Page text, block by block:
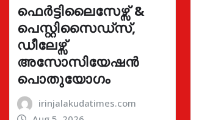
ഫെർട്ടിലൈസേഴ്സ് &
പെസ്റ്റിസൈഡ്സ്,
ഡീലേഴ്സ്
അസോസിയേഷൻ
പൊതുയോഗം
irinjalakudatimes.com